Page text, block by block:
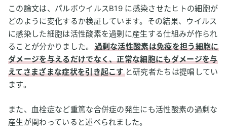
この論文は、パルボウイルスB19 に感染させたヒトの細胞が
どのように変化するか検証しています。その結果、ウイルス
に感染した細胞は活性酸素を過剰に産生する仕組みが作られ
ることが分かりました。
過剰な活性酸素は免疫を担う細胞に
ダメージを与えるだけでなく、正常な細胞にもダメージを与
えてさまざまな症状を引き起こすと研究者たちは提唱してい
ます。
また、血栓症など重篤な合併症の発生にも活性酸素の過剰な
産生が関わっていると述べられました。